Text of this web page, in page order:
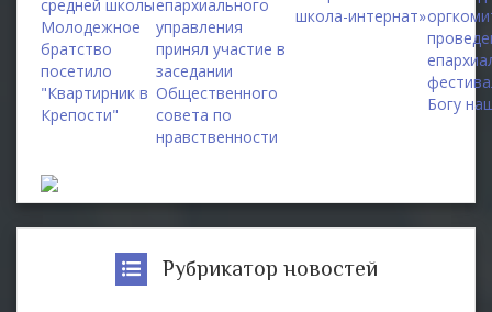
средней школы
Молодежное
братство
посетило
"Квартирник в
Крепости"
епархиального
управления
принял участие в
заседании
Общественного
совета по
нравственности
школа-интернат»
Богу
Рубрикатор новостей